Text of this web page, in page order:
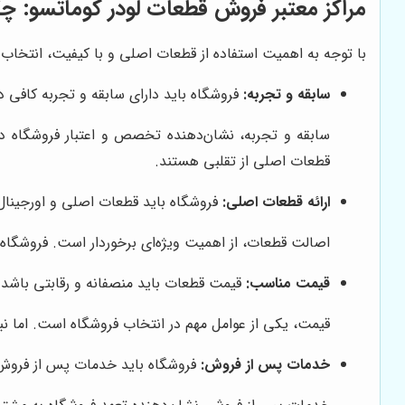
مراکز معتبر فروش قطعات لودر کوماتسو:
با توجه به اهمیت استفاده از قطعات اصلی و با کیفیت،
سابقه و تجربه: فروشگاه باید دارای سابقه و تجربه
سابقه و تجربه، نشان‌دهنده تخصص و اعتبار فروشگاه
قطعات اصلی از تقلبی هستند.
ارائه قطعات اصلی: فروشگاه باید قطعات اصلی و
اصالت قطعات، از اهمیت ویژه‌ای برخوردار است.
قیمت مناسب: قیمت قطعات باید منصفانه و رقابتی
قیمت، یکی از عوامل مهم در انتخاب فروشگاه است. اما
خدمات پس از فروش: فروشگاه باید خدمات پس از